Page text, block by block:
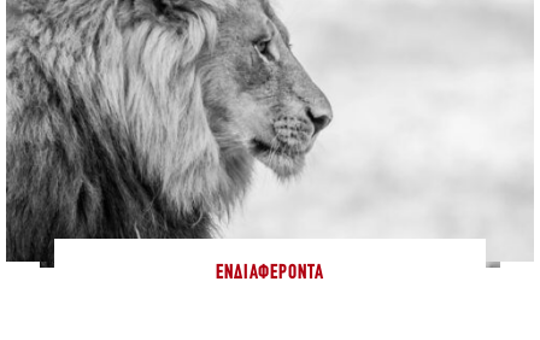
ΕΝΔΙΑΦΈΡΟΝΤΑ